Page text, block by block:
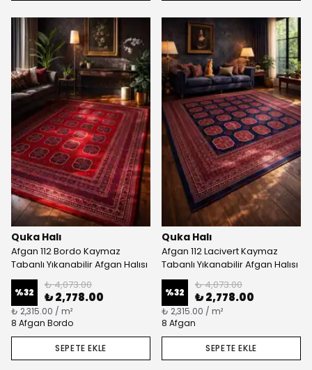
Quka Halı
Afgan 112 Bordo Kaymaz
Tabanlı Yıkanabilir Afgan Halısı
%32
₺ 4,073.00
₺ 2,778.00
₺ 2,315.00 / m²
8 Afgan Bordo
SEPETE EKLE
Quka Halı
Afgan 112 Lacivert Kaymaz
Tabanlı Yıkanabilir Afgan Halısı
%32
₺ 4,073.00
₺ 2,778.00
₺ 2,315.00 / m²
8 Afgan
SEPETE EKLE